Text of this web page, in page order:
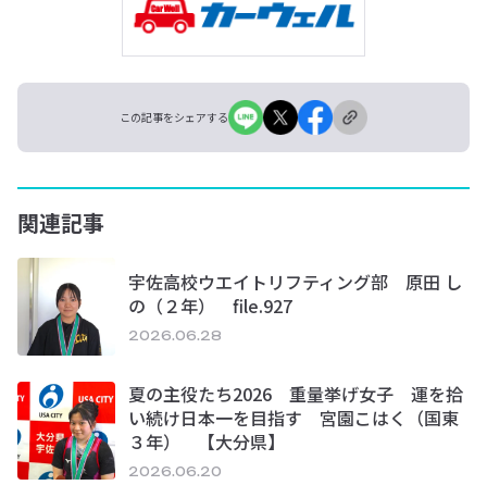
この記事をシェアする
関連記事
宇佐高校ウエイトリフティング部 原田 し
の（２年） file.927
2026.06.28
夏の主役たち2026 重量挙げ女子 運を拾
い続け日本一を目指す 宮園こはく（国東
３年） 【大分県】
2026.06.20